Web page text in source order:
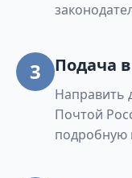
3 Подача
Направить
Почтой
подробную